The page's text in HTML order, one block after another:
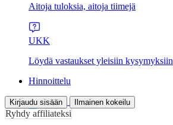
Aitoja tuloksia, aitoja tiimejä
UKK
Löydä vastaukset yleisiin kysymyksiin
Hinnoittelu
Kirjaudu sisään Ilmainen kokeilu
Ryhdy affiliateksi